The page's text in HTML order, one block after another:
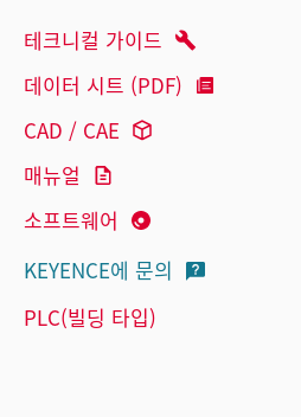
테크니컬 가이드
데이터 시트 (PDF)
CAD / CAE
매뉴얼
소프트웨어
KEYENCE에 문의
PLC(빌딩 타입)